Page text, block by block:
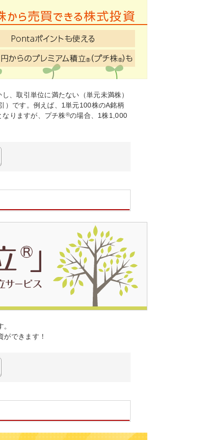
、取引単位に満たない（単元未満株）
）です。例えば、1単元100株のA銘柄
りますが、プチ株®の場合、1株1,000
できます！